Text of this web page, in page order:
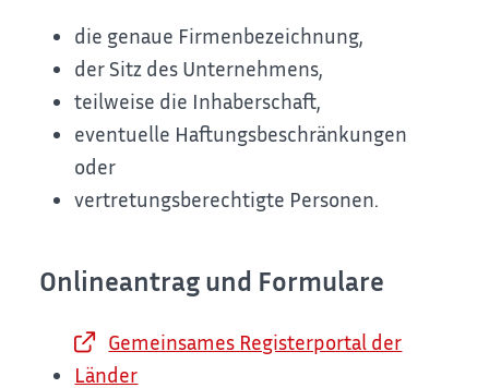
die genaue Firmenbezeichnung,
der Sitz des Unternehmens,
teilweise die Inhaberschaft,
eventuelle Haftungsbeschränkungen
oder
vertretungsberechtigte Personen.
Onlineantrag und Formulare
Gemeinsames Registerportal der
Länder